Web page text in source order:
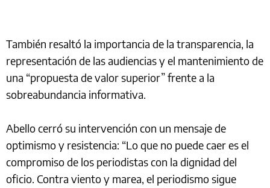
También resaltó la importancia de la transparencia, la
representación de las audiencias y el mantenimiento de
una “propuesta de valor superior” frente a la
sobreabundancia informativa.
Abello cerró su intervención con un mensaje de
optimismo y resistencia: “Lo que no puede caer es el
compromiso de los periodistas con la dignidad del
oficio. Contra viento y marea, el periodismo sigue